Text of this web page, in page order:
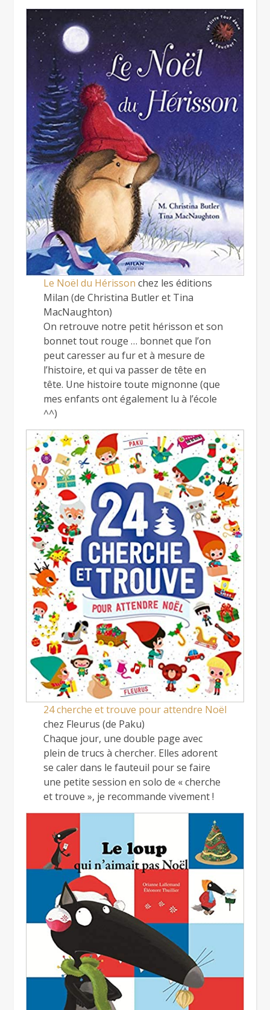
Le Noël du Hérisson chez les éditions
Milan (de Christina Butler et Tina
MacNaughton)
On retrouve notre petit hérisson et son
bonnet tout rouge … bonnet que l’on
peut caresser au fur et à mesure de
l’histoire, et qui va passer de tête en
tête. Une histoire toute mignonne (que
mes enfants ont également lu à l’école
^^)
24 cherche et trouve pour attendre Noël
chez Fleurus (de Paku)
Chaque jour, une double page avec
plein de trucs à chercher. Elles adorent
se caler dans le fauteuil pour se faire
une petite session en solo de « cherche
et trouve », je recommande vivement !